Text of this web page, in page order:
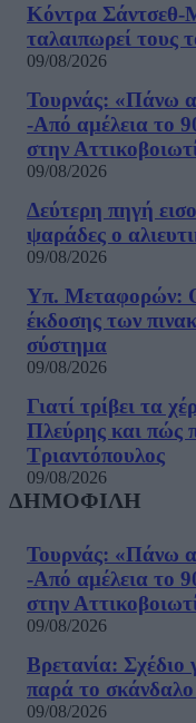
Κόντρα Σάντσεθ-
ταλαιπωρεί τους
09/08/2026
Τουρνάς: «Πάνω
-Από αμέλεια το
στην
09/08/2026
Δεύτερη πηγή
ψαράδες ο
09/08/2026
Υπ. Μεταφορών:
έκδοσης των
σύστημα
09/08/2026
Γιατί τρίβει τα
Πλεύρης και πώς
Τριαντόπουλος
09/08/2026
ΔΗΜΟΦΙΛΗ
Τουρνάς: «Πάνω
-Από αμέλεια το
στην
09/08/2026
Βρετανία: Σχέδιο
παρά το σκάνδαλο
09/08/2026